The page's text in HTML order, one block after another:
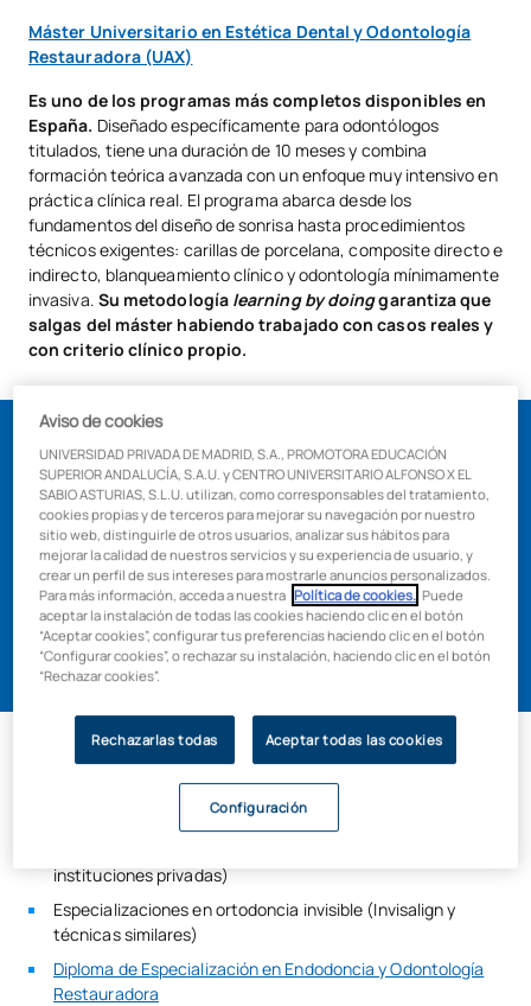
Tabla comparativa: ¿qué tipo de máster se adapta mejor a tu perfil?
Resumen
Máster Universitario en Estética Dental y Odontología
Restauradora (UAX)
Es uno de los programas más completos disponibles en
España. Diseñado específicamente para odontólogos
titulados, tiene una duración de 10 meses y combina
formación teórica avanzada con un enfoque muy intensivo en
práctica clínica real. El programa abarca desde los
fundamentos del diseño de sonrisa hasta procedimientos
técnicos exigentes: carillas de porcelana, composite directo e
indirecto, blanqueamiento clínico y odontología mínimamente
invasiva. Su metodología learning by doinggarantiza que
salgas del máster habiendo trabajado con casos reales y
con criterio clínico propio.
Máster Universitario en
Estética Dental y Odontología
Restauradora
Más información
Otros programas a considerar:
instituciones privadas)
Especializaciones en ortodoncia invisible (Invisalign y
técnicas similares)
Diploma de Especialización en Endodoncia y Odontología
Restauradora
Aviso de cookies
UNIVERSIDAD PRIVADA DE MADRID, S.A., PROMOTORA EDUCACIÓN
SUPERIOR ANDALUCÍA, S.A.U. y CENTRO UNIVERSITARIO ALFONSO X EL
SABIO ASTURIAS, S.L.U. utilizan, como corresponsables del tratamiento,
cookies propias y de terceros para mejorar su navegación por nuestro
sitio web, distinguirle de otros usuarios, analizar sus hábitos para
mejorar la calidad de nuestros servicios y su experiencia de usuario, y
crear un perfil de sus intereses para mostrarle anuncios personalizados.
Para más información, acceda a nuestra Política de cookies. . Puede
aceptar la instalación de todas las cookies haciendo clic en el botón
“Aceptar cookies”, configurar tus preferencias haciendo clic en el botón
“Configurar cookies”, o rechazar su instalación, haciendo clic en el botón
“Rechazar cookies”.
Rechazarlas todas Aceptar todas las cookies
Configuración